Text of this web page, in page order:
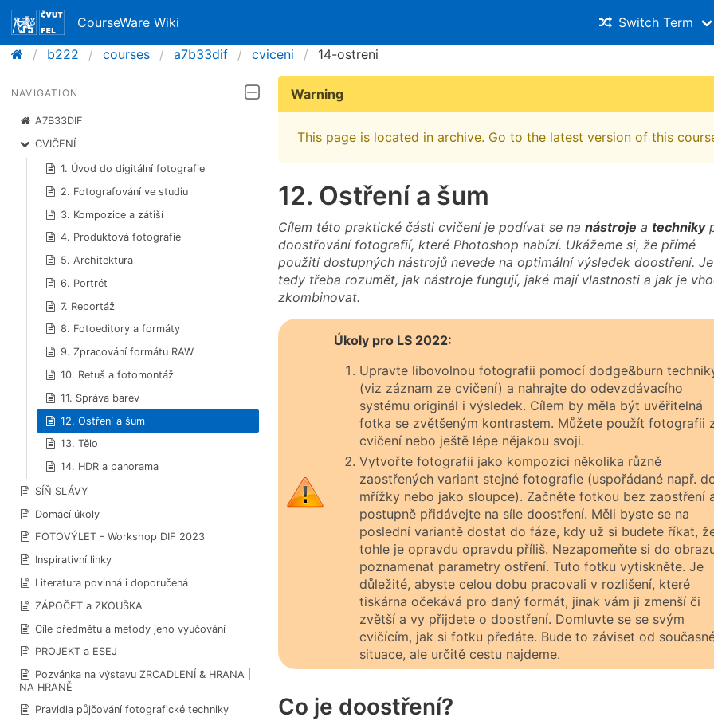
CourseWare Wiki Switch Term
b222
courses a7b33dif cviceni 14-ostreni
NAVIGATION
A7B33DIF
CVIČENÍ
1. Úvod do digitální fotografie
2. Fotografování ve studiu
3. Kompozice a zátiší
4. Produktová fotografie
5. Architektura
6. Portrét
7. Reportáž
8. Fotoeditory a formáty
9. Zpracování formátu RAW
10. Retuš a fotomontáž
11. Správa barev
12. Ostření a šum
13. Tělo
14. HDR a panorama
SÍŇ SLÁVY
Domácí úkoly
FOTOVÝLET - Workshop DIF 2023
Inspirativní linky
Literatura povinná i doporučená
ZÁPOČET a ZKOUŠKA
Cíle předmětu a metody jeho vyučování
PROJEKT a ESEJ
Pozvánka na výstavu ZRCADLENÍ & HRANA |
NA HRANĚ
Pravidla půjčování fotografické techniky
Warning
This page is located in archive. Go to the latest version of this
12. Ostření a šum
Cílem této praktické části cvičení je podívat se na nástroje a techniky
doostřování fotografií, které Photoshop nabízí. Ukážeme si, že přímé
použití dostupných nástrojů nevede na optimální výsledek doostření. Je
tedy třeba rozumět, jak nástroje fungují, jaké mají vlastnosti a jak je
zkombinovat.
Úkoly pro LS 2022:
Upravte libovolnou fotografii pomocí dodge&burn
(viz záznam ze cvičení) a nahrajte do odevzdávacího
systému originál i výsledek. Cílem by měla být uvěřitelná
fotka se zvětšeným kontrastem. Můžete použít fotografii
cvičení nebo ještě lépe nějakou svoji.
Vytvořte fotografii jako kompozici několika různě
zaostřených variant stejné fotografie (uspořádané např.
mřížky nebo jako sloupce). Začněte fotkou bez zaostření
postupně přidávejte na síle doostření. Měli byste se na
poslední variantě dostat do fáze, kdy už si budete říkat,
tohle je opravdu opravdu příliš. Nezapomeňte si do
poznamenat parametry ostření. Tuto fotku vytiskněte. Je
důležité, abyste celou dobu pracovali v rozlišení, které
tiskárna očekává pro daný formát, jinak vám ji zmenší či
zvětší a vy přijdete o doostření. Domluvte se se svým
cvičícím, jak si fotku předáte. Bude to záviset od
situace, ale určitě cestu najdeme.
Co je doostření?